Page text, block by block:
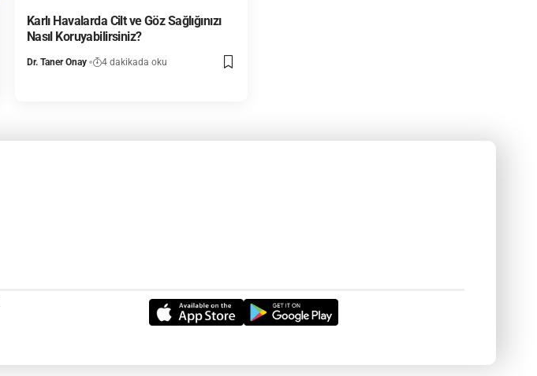
Karlı Havalarda Cilt ve Göz Sağlığınızı
Nasıl Koruyabilirsiniz?
Dr. Taner Onay 4 dakikada oku